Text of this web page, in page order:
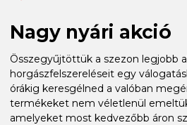
Nagy nyári akció
Összegyűjtöttük a szezon legjobb
horgászfelszereléseit egy
órákig keresgélned a valóban
termékeket nem véletlenül
amelyeket most kedvezőbb áron